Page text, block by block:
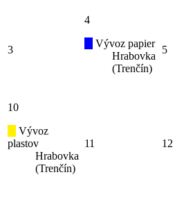
3
4
Vývoz papier
Hrabovka
(Trenčín)
5
10
Vývoz
plastov
Hrabovka
(Trenčín)
11 12